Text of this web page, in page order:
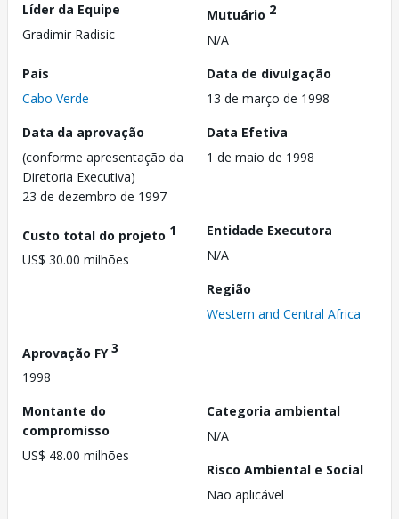
Líder da Equipe
Gradimir Radisic
Mutuário 2
N/A
País
Cabo Verde
Data de divulgação
13 de março de 1998
Data da aprovação
(conforme apresentação da
Diretoria Executiva)
23 de dezembro de 1997
Data Efetiva
1 de maio de 1998
Custo total do projeto 1
US$ 30.00 milhões
Entidade Executora
N/A
Região
Western and Central Africa
Aprovação FY3
1998
Montante do
compromisso
US$ 48.00 milhões
Categoria ambiental
N/A
Risco Ambiental e Social
Não aplicável